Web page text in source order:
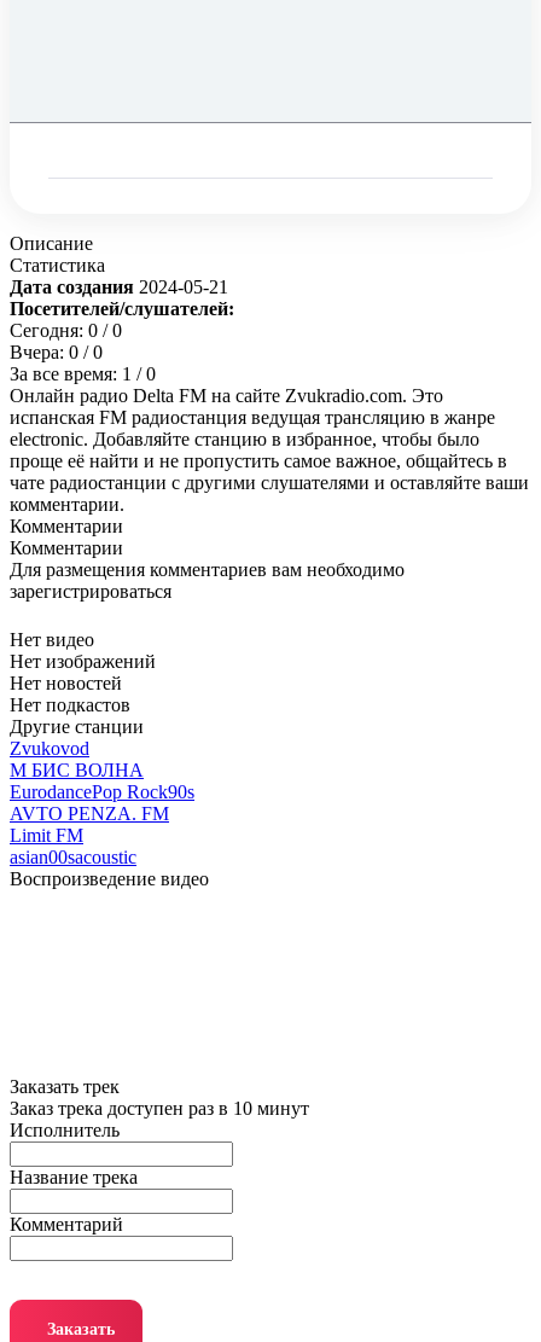
Описание
Статистика
Дата создания 2024-05-21
Посетителей/слушателей:
Сегодня: 0 / 0
Вчера: 0 / 0
За все время: 1 / 0
Онлайн радио Delta FM на сайте Zvukradio.com. Это
испанская FM радиостанция ведущая трансляцию в жанре
electronic. Добавляйте станцию в избранное, чтобы было
проще её найти и не пропустить самое важное, общайтесь в
чате радиостанции с другими слушателями и оставляйте ваши
комментарии.
Комментарии
Комментарии
Для размещения комментариев вам необходимо
зарегистрироваться
Нет видео
Нет изображений
Нет новостей
Нет подкастов
Другие станции
Zvukovod
М БИС ВОЛНА
EurodancePop Rock90s
AVTO PENZA. FM
Limit FM
asian00sacoustic
Воспроизведение видео
Заказать трек
Заказ трека доступен раз в 10 минут
Исполнитель
Название трека
Комментарий
Заказать